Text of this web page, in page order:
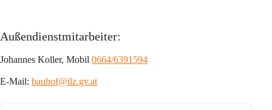
Außendienstmitarbeiter:
Johannes Koller, Mobil 0664/6391594
E-Mail: bauhof@ilz.gv.at